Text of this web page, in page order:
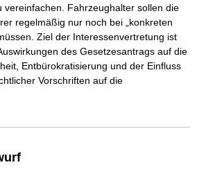
vereinfachen. Fahrzeughalter sollen die
regelmäßig nur noch bei „konkreten
Ziel der Interessenvertretung ist
des Gesetzesantrags auf die
Entbürokratisierung und der Einfluss
Vorschriften auf die